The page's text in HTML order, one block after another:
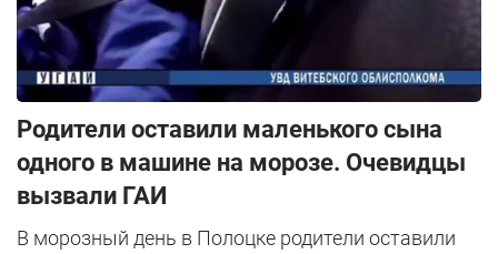
Родители оставили маленького сына
одного в машине на морозе. Очевидцы
вызвали ГАИ
В морозный день в Полоцке родители оставили